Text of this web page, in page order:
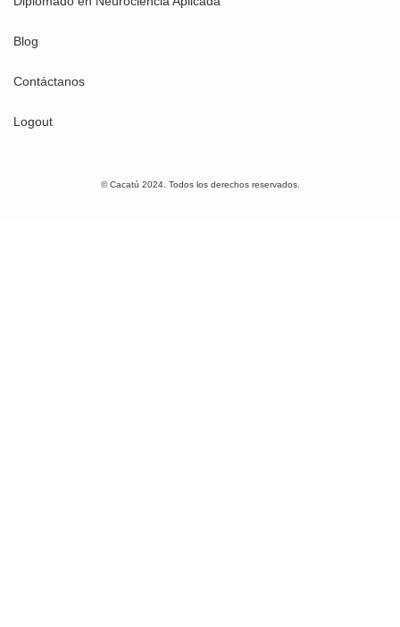
Blog
Contáctanos
Logout
© Cacatú 2024. Todos los derechos reservados.